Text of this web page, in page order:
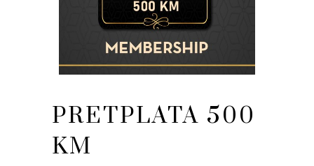
PRETPLATA 500
KM